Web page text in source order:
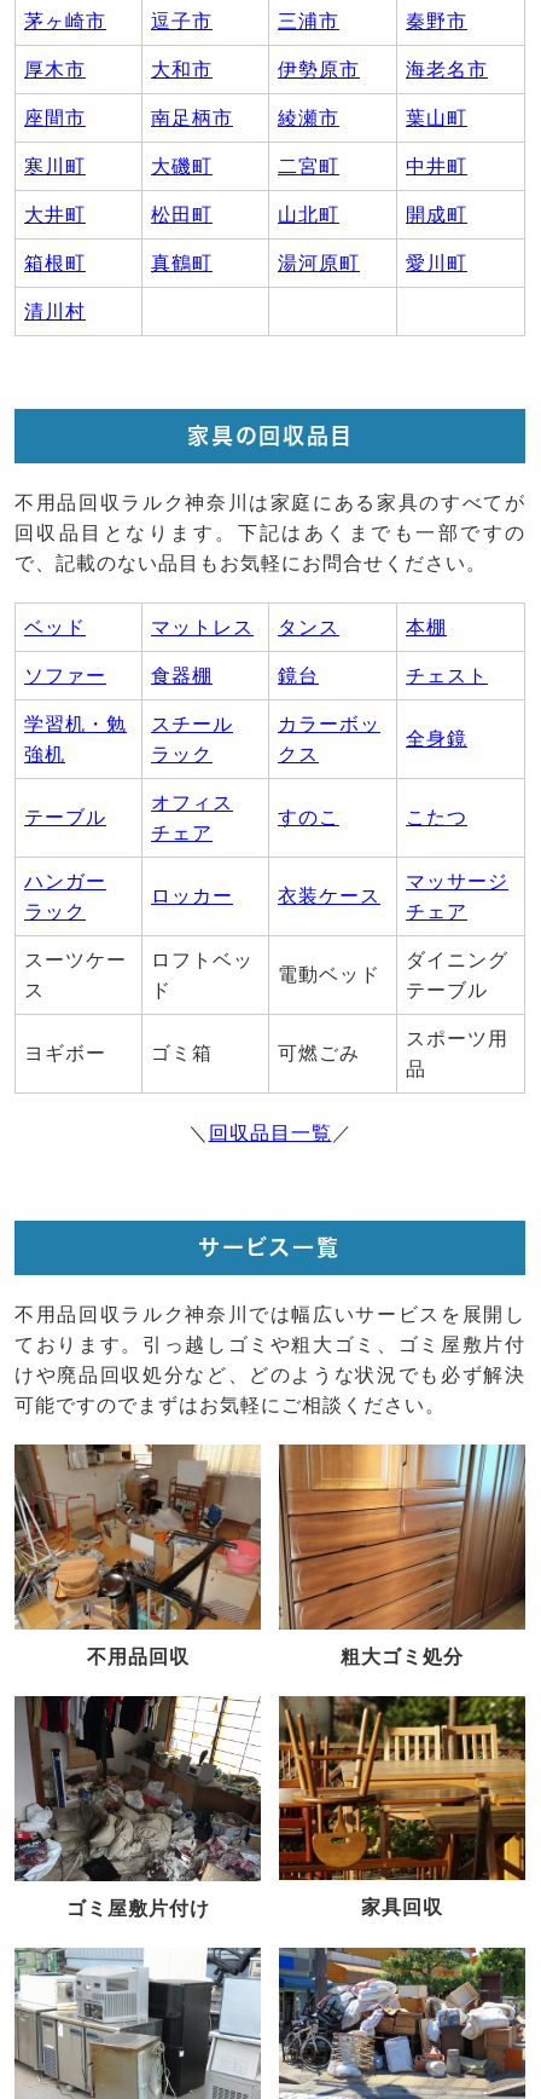
茅ヶ崎市 逗子市 三浦市 秦野市
厚木市 大和市 伊勢原市 海老名市
座間市 南足柄市 綾瀬市 葉山町
寒川町 大磯町 二宮町 中井町
大井町 松田町 山北町 開成町
箱根町 真鶴町 湯河原町 愛川町
清川村
家具の回収品目
不用品回収ラルク神奈川は家庭にある家具のすべてが
回収品目となります。下記はあくまでも一部ですの
で、記載のない品目もお気軽にお問合せください。
ベッド マットレス タンス 本棚
ソファー 食器棚 鏡台 チェスト
学習机・勉
強机
スチール
ラック
カラーボッ
クス
全身鏡
テーブル
オフィス
チェア
すのこ こたつ
ハンガー
ラック
ロッカー 衣装ケース
マッサージ
チェア
スーツケー
ス
ロフトベッ
ド
電動ベッド
ダイニング
テーブル
ヨギボー ゴミ箱 可燃ごみ
スポーツ用
品
＼ 回収品目一覧 ／
サービス一覧
不用品回収ラルク神奈川では幅広いサービスを展開し
ております。引っ越しゴミや粗大ゴミ、ゴミ屋敷片付
けや廃品回収処分など、どのような状況でも必ず解決
可能ですのでまずはお気軽にご相談ください。
不用品回収 粗大ゴミ処分
ゴミ屋敷片付け 家具回収